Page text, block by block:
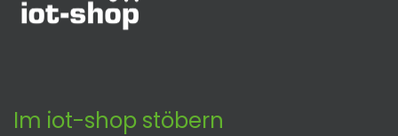
Im iot-shop stöbern